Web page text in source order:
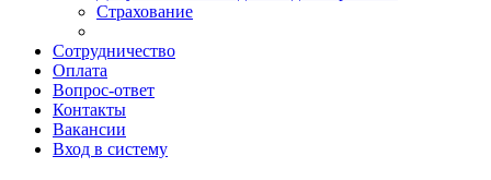
Страхование
Сотрудничество
Оплата
Вопрос-ответ
Контакты
Вакансии
Вход в систему